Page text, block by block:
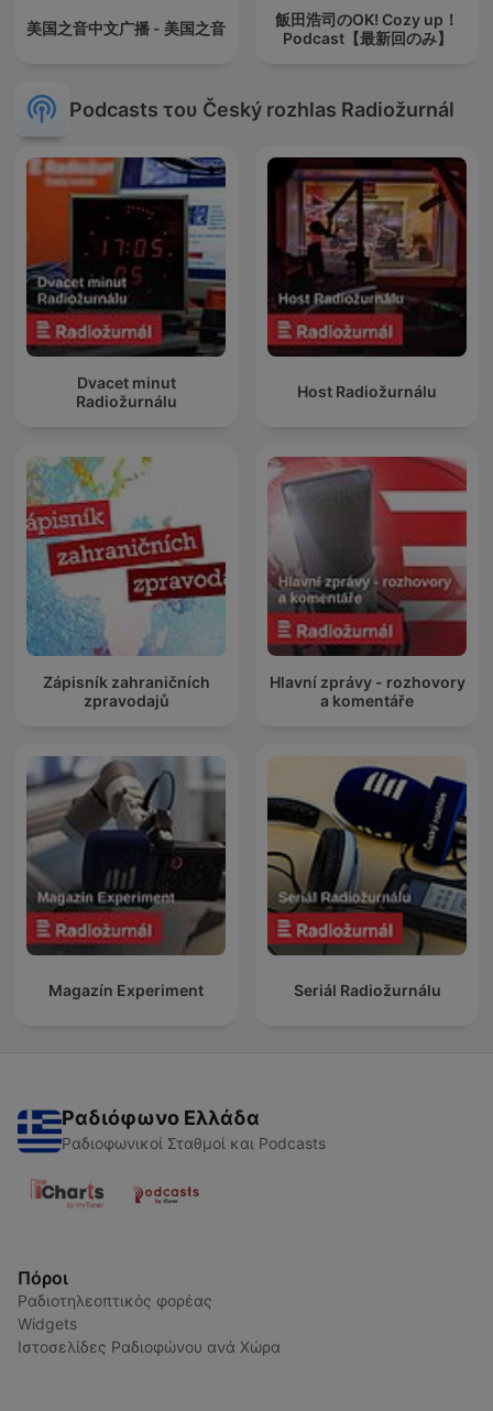
美国之音中文广播 - 美国之音
飯田浩司のOK! Cozy up！
Podcast【最新回のみ】
Podcasts του Český rozhlas Radiožurnál
Dvacet minut
Radiožurnálu
Host Radiožurnálu
Zápisník zahraničních
zpravodajů
Hlavní zprávy - rozhovory
a komentáře
Magazín Experiment Seriál Radiožurnálu
Ραδιόφωνο Ελλάδα
Ραδιοφωνικοί Σταθμοί και Podcasts
Πόροι
Ραδιοτηλεοπτικός φορέας
Widgets
Ιστοσελίδες Ραδιοφώνου ανά Χώρα